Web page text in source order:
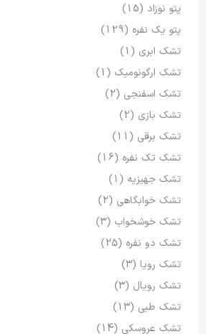
پتو نوزاد (15)
پتو یک نفره (129)
تشک ابری (1)
تشک ارگونومیک (1)
تشک اسفنجی (2)
تشک بازی (2)
تشک برقی (11)
تشک تک نفره (16)
تشک جهیزیه (1)
تشک خوابگاهی (2)
تشک خوشخواب (3)
تشک دو نفره (25)
تشک رویا (3)
تشک رویال (3)
تشک طبی (13)
تشک عروسکی (14)